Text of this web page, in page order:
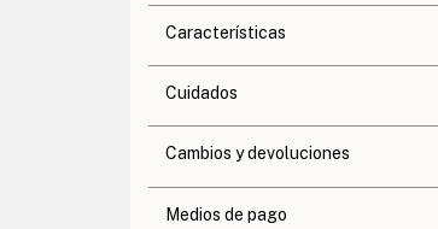
Características
Cuero
Ancho
17 cm.
Largo
7 cm.
Cuidados
Cambios y devoluciones
Medios de pago